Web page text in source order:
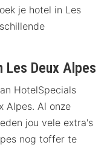
je hotel in Les
Deux Alpes
HotelSpecials
Alpes. Al onze
jou vele extra's
nog toffer te